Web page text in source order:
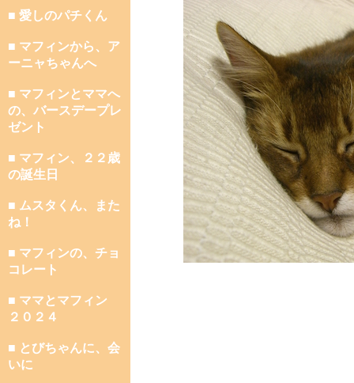
■ 愛しのパチくん
■ マフィンから、ア
ーニャちゃんへ
■ マフィンとママへ
の、バースデープレ
ゼント
■ マフィン、２２歳
の誕生日
■ ムスタくん、また
ね！
■ マフィンの、チョ
コレート
■ ママとマフィン
２０２４
■ とびちゃんに、会
いに